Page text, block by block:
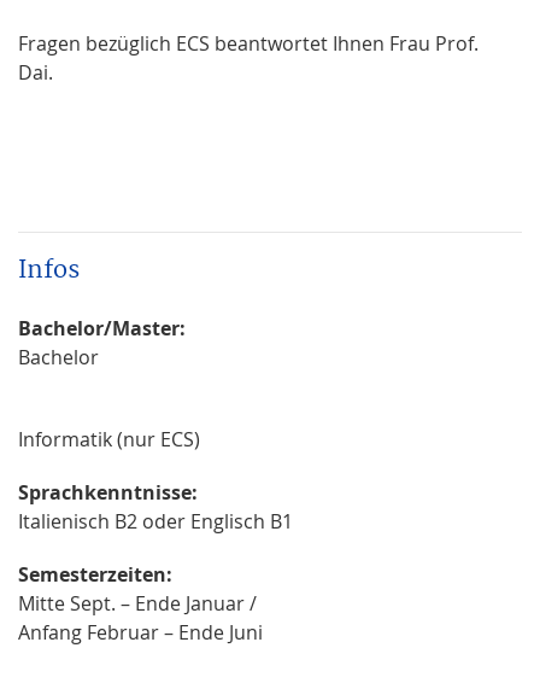
Fragen bezüglich ECS beantwortet Ihnen Frau Prof.
Dai.
Infos
Bachelor/Master:
Bachelor
Informatik (nur ECS)
Sprachkenntnisse:
Italienisch B2 oder Englisch B1
Semesterzeiten:
Mitte Sept. – Ende Januar /
Anfang Februar – Ende Juni